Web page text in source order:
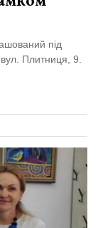
під
Плитниця, 9.